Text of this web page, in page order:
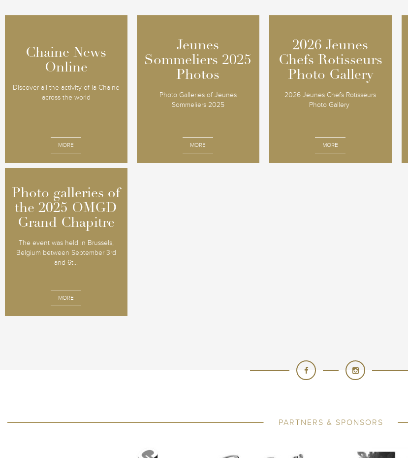
Chaine News
Online
Discover all the activity of la Chaine
across the world
MORE
Chaine News
Online
Jeunes
Sommeliers 2025
Photos
Photo Galleries of Jeunes
Sommeliers 2025
MORE
Jeunes
Sommeliers 2025
Photos
2026 Jeunes
Chefs Rotisseurs
Photo Gallery
2026 Jeunes Chefs Rotisseurs
Photo Gallery
MORE
2026 Jeunes
Chefs Rotisseurs
Photo Gallery
Photo galleries of
the 2025 OMGD
Grand Chapitre
The event was held in Brussels,
Belgium between September 3rd
and 6t...
MORE
Photo galleries of
the 2025 OMGD
Grand Chapitre
PARTNERS & SPONSORS